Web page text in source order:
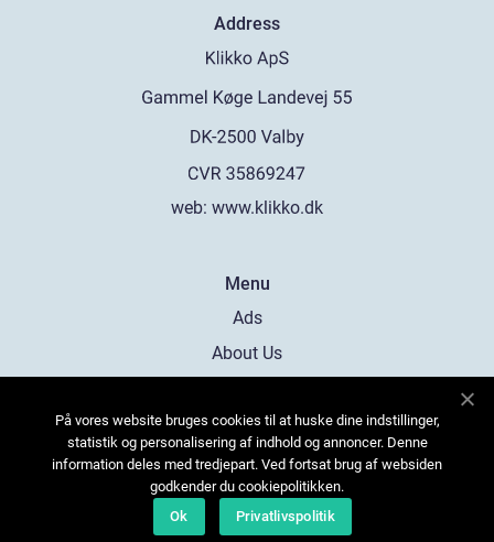
Address
web: www.klikko.dk
Menu
Ads
About Us
Contact
Sitemap
På vores website bruges cookies til at huske dine indstillinger,
statistik og personalisering af indhold og annoncer. Denne
information deles med tredjepart. Ved fortsat brug af websiden
godkender du cookiepolitikken.
Ok
Privatlivspolitik